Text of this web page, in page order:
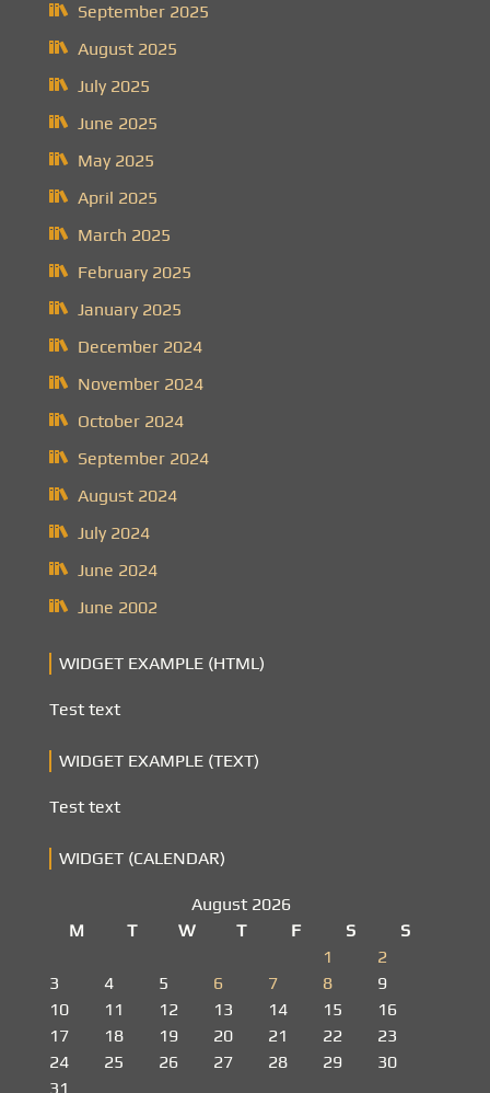
September 2025
August 2025
July 2025
June 2025
May 2025
April 2025
March 2025
February 2025
January 2025
December 2024
November 2024
October 2024
September 2024
August 2024
July 2024
June 2024
June 2002
WIDGET EXAMPLE (HTML)
Test text
WIDGET EXAMPLE (TEXT)
Test text
WIDGET (CALENDAR)
August 2026
M
T W T F S
S
1
2
3
4 5 6 7 8
9
10
11 12 13 14 15
16
17
18 19 20 21 22
23
24
25 26 27 28 29
30
31